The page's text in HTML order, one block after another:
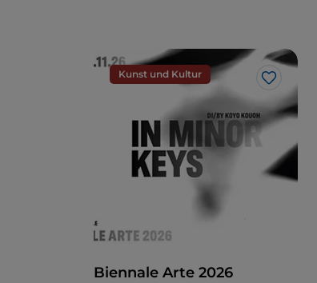
Kunst und Kultur
Like
Biennale Arte 2026